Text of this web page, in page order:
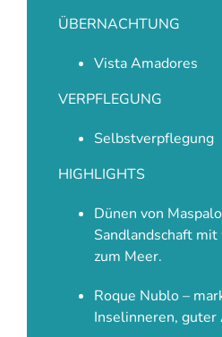
ÜBERNACHTUNG
Vista Amadores
VERPFLEGUNG
Selbstverpflegung
HIGHLIGHTS
Dünen von
Sandlandschaft
zum Meer.
Roque Nublo –
Inselinneren,